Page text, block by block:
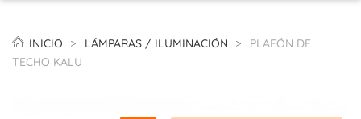
INICIO LÁMPARAS / ILUMINACIÓN
PLAFÓN DE
TECHO KALU